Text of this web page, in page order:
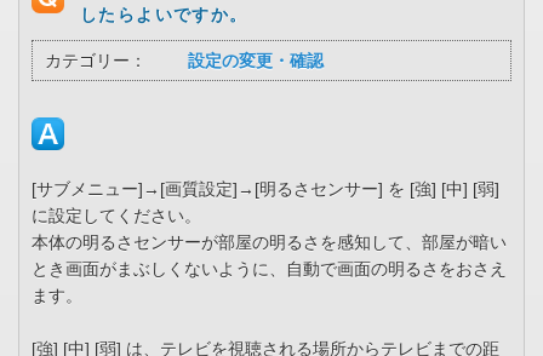
したらよいですか。
カテゴリー： 設定の変更・確認
[サブメニュー]→[画質設定]→[明るさセンサー] を [強] [中] [弱]
に設定してください。
本体の明るさセンサーが部屋の明るさを感知して、部屋が暗い
とき画面がまぶしくないように、自動で画面の明るさをおさえ
ます。
[強] [中] [弱] は、テレビを視聴される場所からテレビまでの距